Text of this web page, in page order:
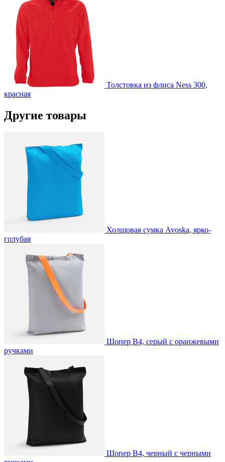
Толстовка из флиса Ness 300,
красная
Другие товары
Холщовая сумка Avoska, ярко-
голубая
Шопер B4, серый с оранжевыми
ручками
Шопер B4, черный с черными